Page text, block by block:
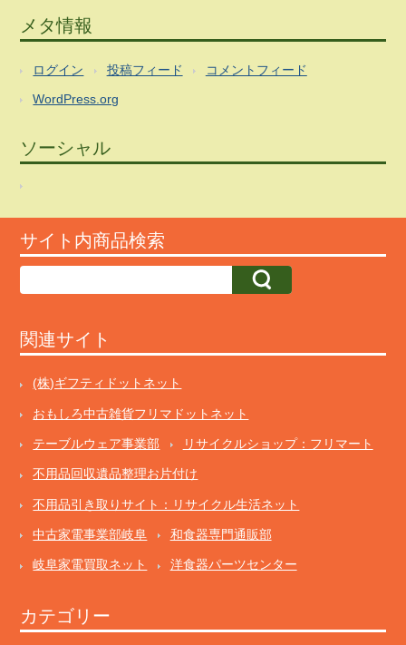
メタ情報
ログイン 投稿フィード コメントフィード
WordPress.org
ソーシャル
サイト内商品検索
関連サイト
(株)ギフティドットネット
おもしろ中古雑貨フリマドットネット
テーブルウェア事業部 リサイクルショップ：フリマート
不用品回収遺品整理お片付け
不用品引き取りサイト：リサイクル生活ネット
中古家電事業部岐阜 和食器専門通販部
岐阜家電買取ネット 洋食器パーツセンター
カテゴリー